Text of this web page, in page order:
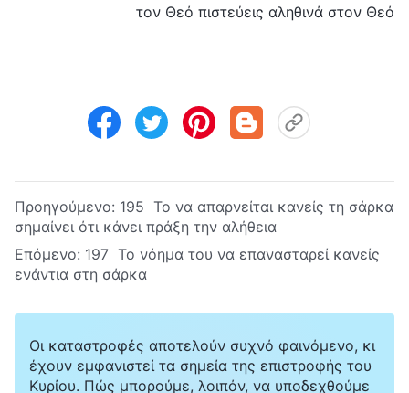
τον Θεό πιστεύεις αληθινά στον Θεό
Προηγούμενο: 195 Το να απαρνείται κανείς τη σάρκα
σημαίνει ότι κάνει πράξη την αλήθεια
Επόμενο: 197 Το νόημα του να επανασταρεί κανείς
ενάντια στη σάρκα
Οι καταστροφές αποτελούν συχνό φαινόμενο, κι
έχουν εμφανιστεί τα σημεία της επιστροφής του
Κυρίου. Πώς μπορούμε, λοιπόν, να υποδεχθούμε